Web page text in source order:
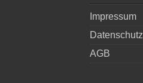
Impressum
Datenschutz
AGB